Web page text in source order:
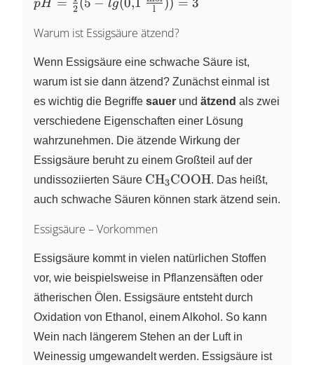
K_S =
-lg
= 5
{2} (5 -
\pu{0,1
mol//l}))
= 3
pH 2 lg l
Warum ist Essigsäure ätzend?
Wenn Essigsäure eine schwache Säure ist,
warum ist sie dann ätzend? Zunächst einmal ist
es wichtig die Begriffe sauer und ätzend als zwei
verschiedene Eigenschaften einer Lösung
wahrzunehmen. Die ätzende Wirkung der
Essigsäure beruht zu einem Großteil auf der
undissoziierten Säure \ce{CH3COOH}
CHX
3COOH. Das heißt,
auch schwache Säuren können stark ätzend sein.
Essigsäure – Vorkommen
Essigsäure kommt in vielen natürlichen Stoffen
vor, wie beispielsweise in Pflanzensäften oder
ätherischen Ölen. Essigsäure entsteht durch
Oxidation von Ethanol, einem Alkohol. So kann
Wein nach längerem Stehen an der Luft in
Weinessig umgewandelt werden. Essigsäure ist